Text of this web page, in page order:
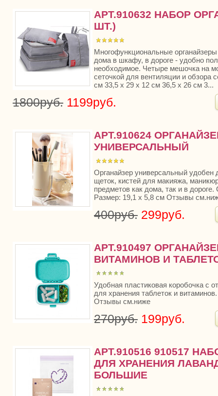
АРТ.910632 НАБОР
ШТ.)
Многофункциональные
дома в шкафу, в дороге - удобно
необходимое. Четыре мешочка на
сеточкой для вентиляции и обзора
см 33,5 х 29 х 12 см 36,5 х 26 см 3...
1800руб. 1199руб.
АРТ.910624
УНИВЕРСАЛЬНЫЙ
Органайзер универсальный удобен
щеток, кистей для макияжа,
предметов как дома, так и в
Размер: 19,1 х 5,8 см Отзывы
400руб. 299руб.
АРТ.910497
ВИТАМИНОВ И
Удобная пластиковая коробочка с
для хранения таблеток и
Отзывы см.ниже
270руб. 199руб.
АРТ.910516 910517
ДЛЯ ХРАНЕНИЯ
БОЛЬШИЕ